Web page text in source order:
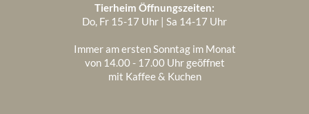
Tierheim Öffnungszeiten:
Do, Fr 15-17 Uhr | Sa 14-17 Uhr
Immer am ersten Sonntag im Monat
von 14.00 - 17.00 Uhr geöffnet
mit Kaffee & Kuchen